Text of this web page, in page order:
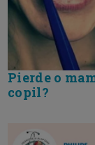
Pierde o
copil?